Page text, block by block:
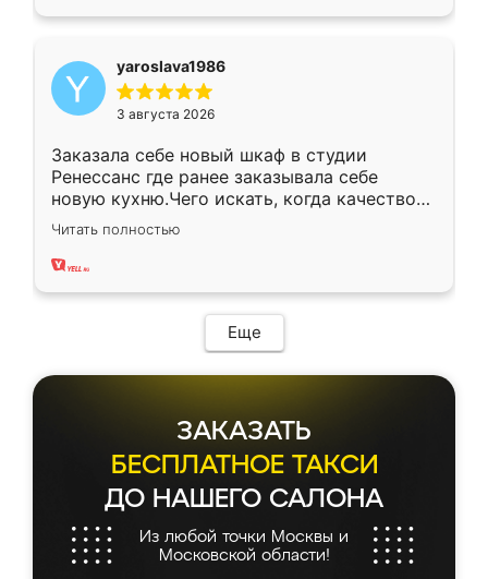
yaroslava1986
3 августа 2026
Заказала себе новый шкаф в студии
Ренессанс где ранее заказывала себе
новую кухню.Чего искать, когда качеством
вполне довольна. Служит кухня уже почти
два года, нареканий нет.
Читать полностью
Еще
ЗАКАЗАТЬ
БЕСПЛАТНОЕ ТАКСИ
ДО НАШЕГО САЛОНА
Из любой точки Москвы и
Московской области!